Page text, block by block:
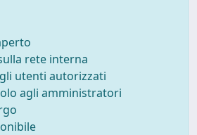
rete interna
utenti autorizzati
agli amministratori